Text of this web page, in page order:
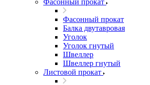
Фасонный прокат
Фасонный прокат
Балка двутавровая
Уголок
Уголок гнутый
Швеллер
Швеллер гнутый
Листовой прокат